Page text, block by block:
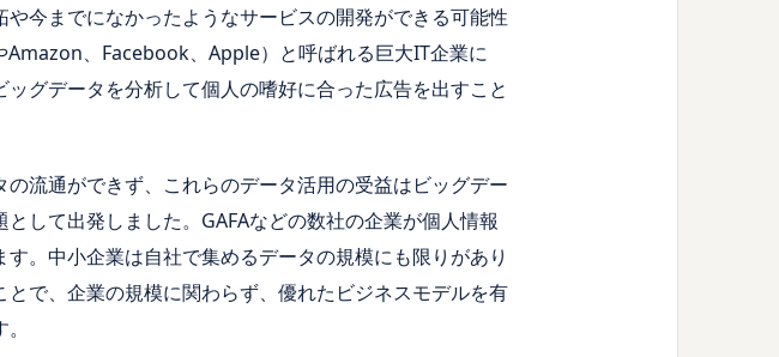
今までになかったようなサービスの開発ができる可能性
、Facebook、Apple）と呼ばれる巨大IT企業に
グデータを分析して個人の嗜好に合った広告を出すこと
流通ができず、これらのデータ活用の受益はビッグデー
して出発しました。GAFAなどの数社の企業が個人情報
。中小企業は自社で集めるデータの規模にも限りがあり
で、企業の規模に関わらず、優れたビジネスモデルを有